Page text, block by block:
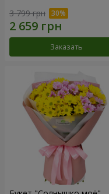
3 799 грн
Заказать